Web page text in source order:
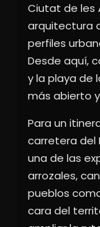
Ciutat de les
arquitectura
perfiles
Desde aquí,
y la playa de
más abierto
Para un
carretera del
una de las
arrozales,
pueblos
cara del